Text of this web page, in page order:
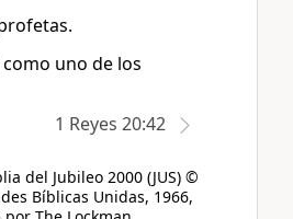
uno de los
1 Reyes 20:42
del Jubileo 2000 (JUS) ©
Bíblicas Unidas, 1966,